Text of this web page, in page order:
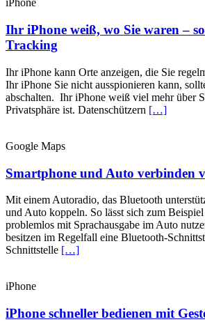
iPhone
Ihr iPhone weiß, wo Sie waren –
Tracking
Ihr iPhone kann Orte anzeigen, die Sie
Ihr iPhone Sie nicht ausspionieren kann,
abschalten. Ihr iPhone weiß viel mehr über
Privatsphäre ist. Datenschützern […]
Google Maps
Smartphone und Auto verbinden
Mit einem Autoradio, das Bluetooth
und Auto koppeln. So lässt sich zum
problemlos mit Sprachausgabe im Auto
besitzen im Regelfall eine Bluetooth-
Schnittstelle […]
iPhone
iPhone schneller bedienen mit